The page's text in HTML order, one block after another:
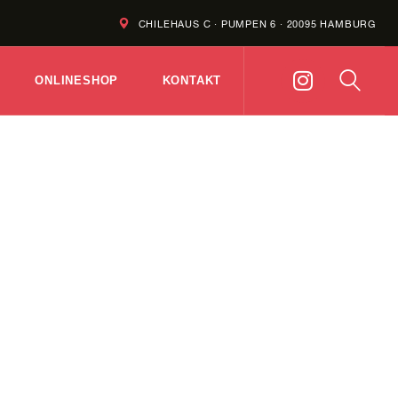
CHILEHAUS C · PUMPEN 6 · 20095 HAMBURG
ONLINESHOP KONTAKT